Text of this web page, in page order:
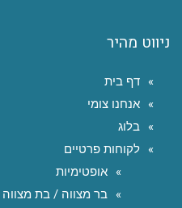
ניווט מהיר
דף בית
אנחנו צומי
בלוג
לקוחות פרטיים
אופטימיות
בר מצווה / בת מצווה